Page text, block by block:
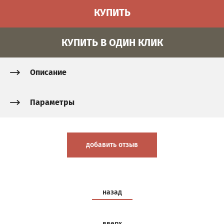
КУПИТЬ
КУПИТЬ В ОДИН КЛИК
Описание
Параметры
добавить отзыв
назад